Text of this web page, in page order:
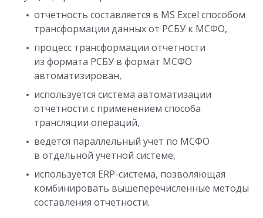
отчетность составляется в MS Excel способом
трансформации данных от РСБУ к МСФО,
процесс трансформации отчетности
из формата РСБУ в формат МСФО
автоматизирован,
используется система автоматизации
отчетности с применением способа
трансляции операций,
ведется параллельный учет по МСФО
в отдельной учетной системе,
используется ERP-система, позволяющая
комбинировать вышеперечисленные методы
составления отчетности.